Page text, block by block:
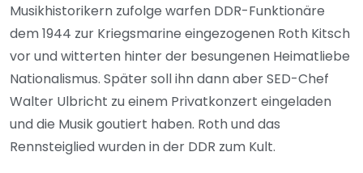
Musikhistorikern zufolge warfen DDR-Funktionäre
dem 1944 zur Kriegsmarine eingezogenen Roth Kitsch
vor und witterten hinter der besungenen Heimatliebe
Nationalismus. Später soll ihn dann aber SED-Chef
Walter Ulbricht zu einem Privatkonzert eingeladen
und die Musik goutiert haben. Roth und das
Rennsteiglied wurden in der DDR zum Kult.